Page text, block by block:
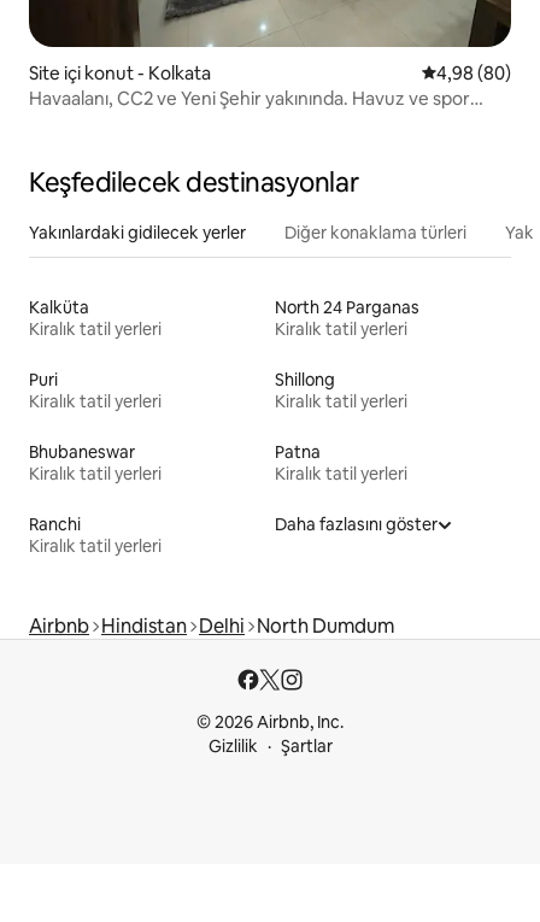
Site içi konut - Kolkata 5 üzerinden
4,98 (80)
Havaalanı, CC2 ve Yeni Şehir yakınında. Havuz ve spor
Keşfedilecek destinasyonlar
Yakınlardaki gidilecek yerler Diğer konaklama türleri
Kalküta
Kiralık tatil yerleri
North 24 Parganas
Kiralık tatil yerleri
Puri
Kiralık tatil yerleri
Shillong
Kiralık tatil yerleri
Bhubaneswar
Kiralık tatil yerleri
Patna
Kiralık tatil yerleri
Ranchi
Kiralık tatil yerleri
Daha fazlasını göster
Airbnb Hindistan Delhi North Dumdum
© 2026 Airbnb, Inc.
Gizlilik
Şartlar